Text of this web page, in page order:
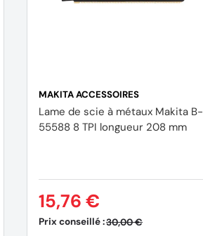
MAKITA ACCESSOIRES
Lame de scie à métaux Makita B-
55588 8 TPI longueur 208 mm
Prix conseillé :30,00 €
15,76 €